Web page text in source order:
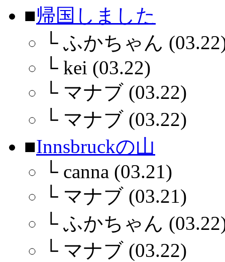
■帰国しました
└ ふかちゃん
└ kei (03.22)
└ マナブ (03.22)
└ マナブ (03.22)
■Innsbruckの山
└ canna (03.21)
└ マナブ (03.21)
└ ふかちゃん
└ マナブ (03.22)